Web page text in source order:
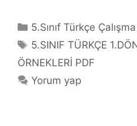
Kategoriler
5.Sınıf Türkçe Çalışma
Etiketler
5.SINIF TÜRKÇE
ÖRNEKLERİ PDF
Yorum yap